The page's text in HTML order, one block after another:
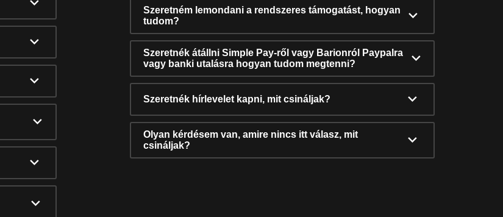
Szeretném lemondani a rendszeres támogatást, hogyan
tudom?
Szeretnék átállni Simple Pay-ről vagy Barionról Paypalra
vagy banki utalásra hogyan tudom megtenni?
Szeretnék hírlevelet kapni, mit csináljak?
Olyan kérdésem van, amire nincs itt válasz, mit
csináljak?